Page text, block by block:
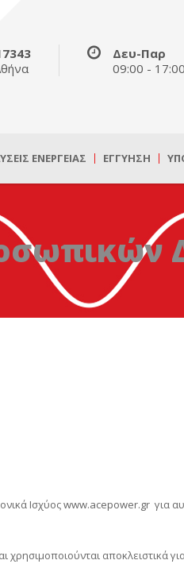
Δευ-Παρ
09:00 - 17:00
ΕΝΈΡΓΕΙΑΣ ΕΓΓΎΗΣΗ
Ισχύοςwww.acepower.gr για
αποκλειστικά